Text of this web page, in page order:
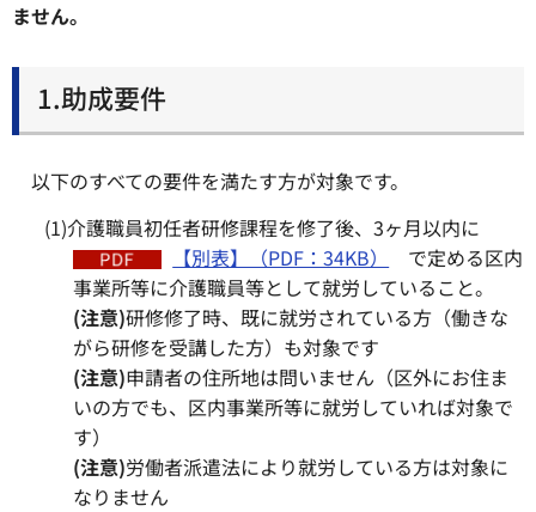
ません。
1.助成要件
以下のすべての要件を満たす方が対象です。
(1)介護職員初任者研修課程を修了後、3ヶ月以内に
【別表】（PDF：34KB）
で定める区内
事業所等に介護職員等として就労していること。
(注意)研修修了時、既に就労されている方（働きな
がら研修を受講した方）も対象です
(注意)申請者の住所地は問いません（区外にお住ま
いの方でも、区内事業所等に就労していれば対象で
す）
(注意)労働者派遣法により就労している方は対象に
なりません